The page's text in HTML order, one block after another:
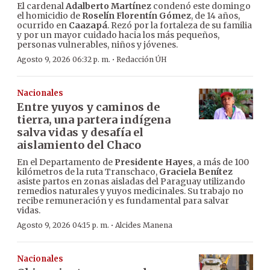
El cardenalAdalberto Martínez condenó este domingo
el homicidio de Roselín Florentín Gómez, de 14 años,
ocurrido en Caazapá. Rezó por la fortaleza de su familia
y por un mayor cuidado hacia los más pequeños,
personas vulnerables, niños y jóvenes.
Agosto 9, 2026 06:32 p. m. · Redacción ÚH
Nacionales
Entre yuyos y caminos de
tierra, una partera indígena
salva vidas y desafía el
aislamiento del Chaco
En el Departamento de Presidente Hayes, a más de 100
kilómetros de la ruta Transchaco, Graciela Benítez
asiste partos en zonas aisladas del Paraguay utilizando
remedios naturales y yuyos medicinales. Su trabajo no
recibe remuneración y es fundamental para salvar
vidas.
Agosto 9, 2026 04:15 p. m. · Alcides Manena
Nacionales